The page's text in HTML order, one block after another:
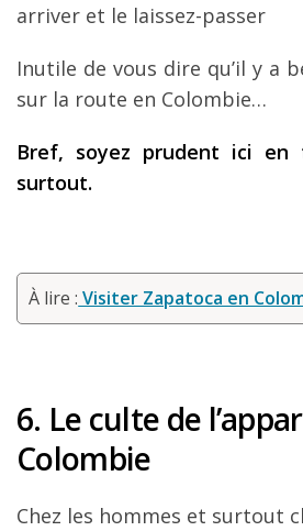
arriver et le laissez-passer
Inutile de vous dire qu’il y a
sur la route en Colombie…
Bref, soyez prudent ici en
surtout.
À lire : Visiter Zapatoca en
6. Le culte de
Colombie
Chez les hommes et surtout